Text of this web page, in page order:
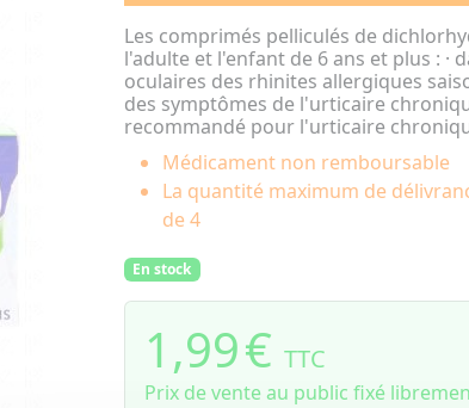
Les comprimés pelliculés de
l'adulte et l'enfant de 6 ans et plus : ·
oculaires des rhinites allergiques
des symptômes de l'urticaire
recommandé pour l'urticaire
Médicament non remboursable
La quantité maximum de
de 4
En stock
1,99€ TTC
Prix de vente au public fixé